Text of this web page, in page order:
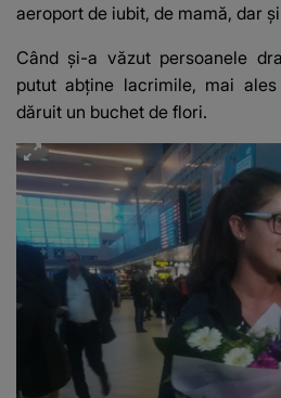
aeroport de iubit, de mamă, dar
Când și-a văzut persoanele
putut abține lacrimile, mai
dăruit un buchet de flori.